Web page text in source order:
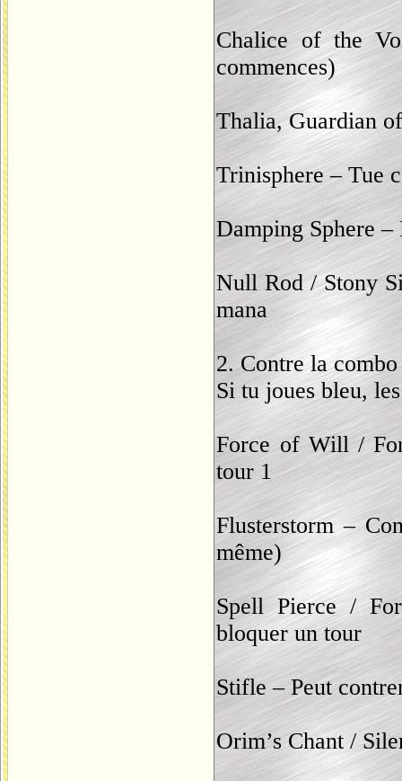
Chalice of the
commences)
Thalia, Guardian
Trinisphere – Tue
Damping Sphere
Null Rod / Stony
mana
2. Contre la
Si tu joues bleu,
Force of Will /
tour 1
Flusterstorm –
même)
Spell Pierce /
bloquer un tour
Stifle – Peut
Orim’s Chant /